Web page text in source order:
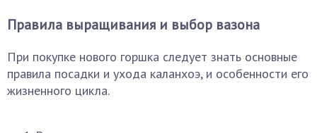
Правила выращивания и выбор вазона
При покупке нового горшка следует знать основные
правила посадки и ухода каланхоэ, и особенности его
жизненного цикла.